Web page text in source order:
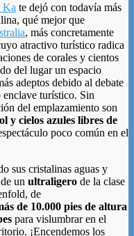
Ka te dejó con todavía más
qué mejor que
, más concretamente
atractivo turístico radica
de corales y cientos
del lugar un espacio
adeptos debido al debate
turístico. Sin
del emplazamiento son
y cielos azules libres de
poco común en el
sus cristalinas aguas y
un ultraligero de la clase
de
de 10.000 pies de altura
para vislumbrar en el
¡Encendemos los